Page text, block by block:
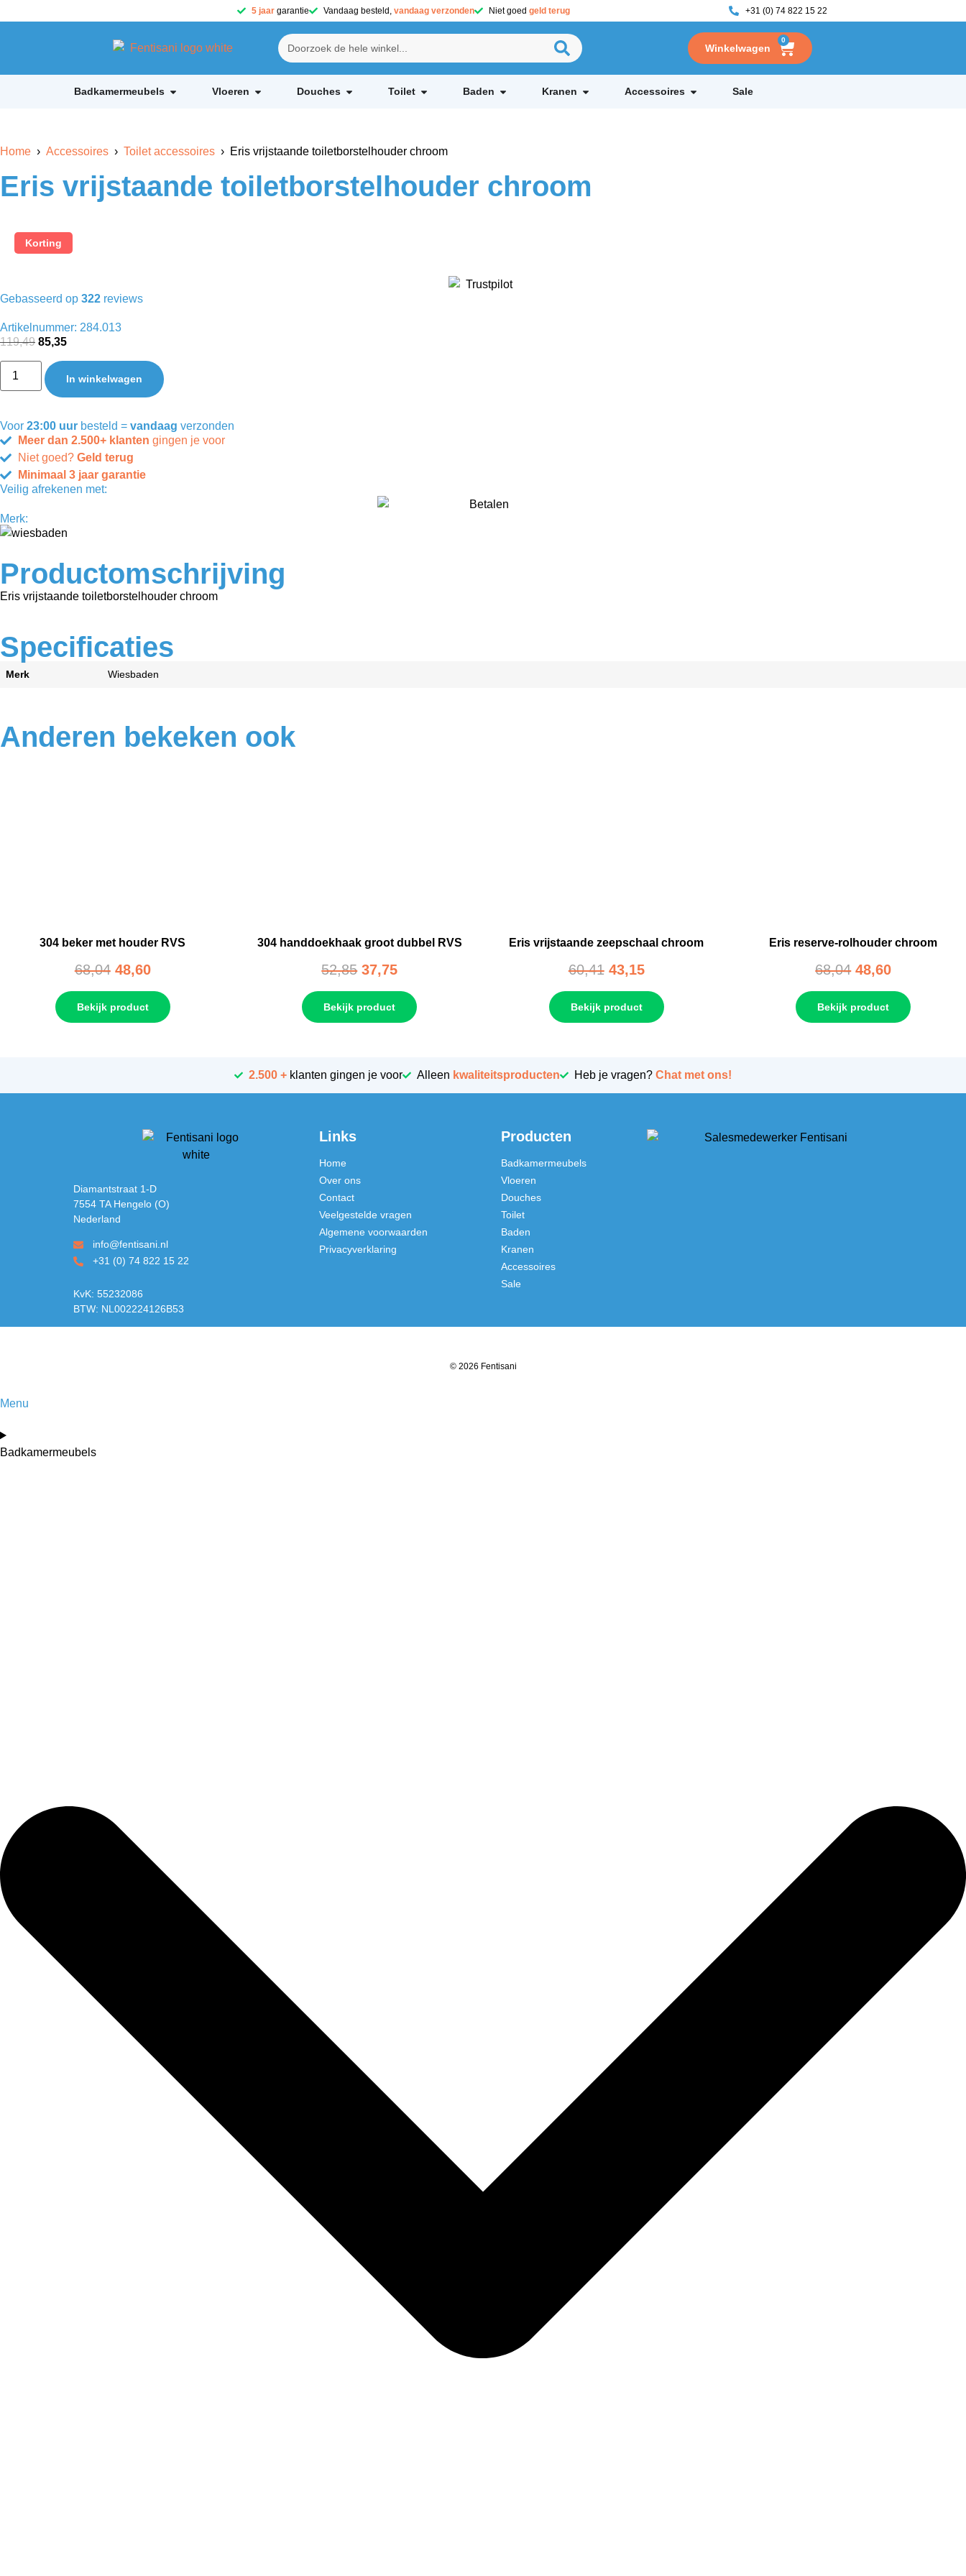
5 jaar garantie Vandaag besteld, vandaag verzonden Niet goed geld terug +31 (0) 74 822 15 22
0
Badkamermeubels Vloeren Douches Toilet Baden Kranen Accessoires Sale
Home › Accessoires › Toilet accessoires › Eris vrijstaande toiletborstelhouder chroom
Eris vrijstaande toiletborstelhouder chroom
Korting
Gebasseerd op 322 reviews
Artikelnummer: 284.013
119,49 85,35
In winkelwagen
Voor 23:00 uur besteld = vandaag verzonden
Meer dan 2.500+ klanten gingen je voor
Niet goed? Geld terug
Minimaal 3 jaar garantie
Veilig afrekenen met:
Merk:
Productomschrijving
Eris vrijstaande toiletborstelhouder chroom
Specificaties
Merk Wiesbaden
Anderen bekeken ook
304 beker met houder RVS
68,04 48,60
Bekijk product
304 handdoekhaak groot dubbel RVS
52,85 37,75
Bekijk product
Eris vrijstaande zeepschaal chroom
60,41 43,15
Bekijk product
Eris reserve-rolhouder chroom
68,04 48,60
Bekijk product
2.500 + klanten gingen je voor Alleen kwaliteitsproducten Heb je vragen? Chat met ons!
Diamantstraat 1-D
7554 TA Hengelo (O)
Nederland
info@fentisani.nl
+31 (0) 74 822 15 22
KvK: 55232086
BTW: NL002224126B53
Links
Home
Over ons
Contact
Veelgestelde vragen
Algemene voorwaarden
Privacyverklaring
Producten
Badkamermeubels
Vloeren
Douches
Toilet
Baden
Kranen
Accessoires
Sale
© 2026 Fentisani
Menu
Badkamermeubels